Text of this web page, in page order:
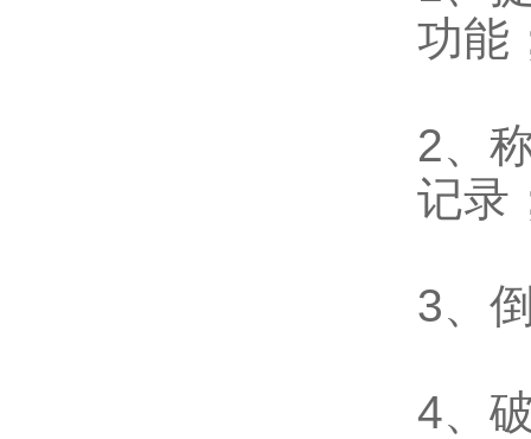
功能
2、
记录
3、
4、